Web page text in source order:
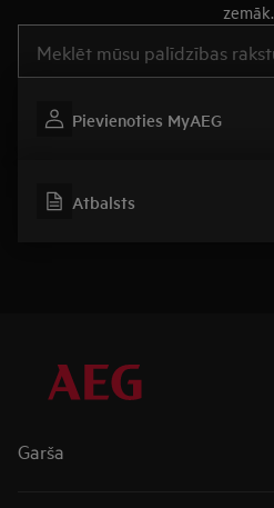
zemāk.
Pievienoties MyAEG
Atbalsts
Garša